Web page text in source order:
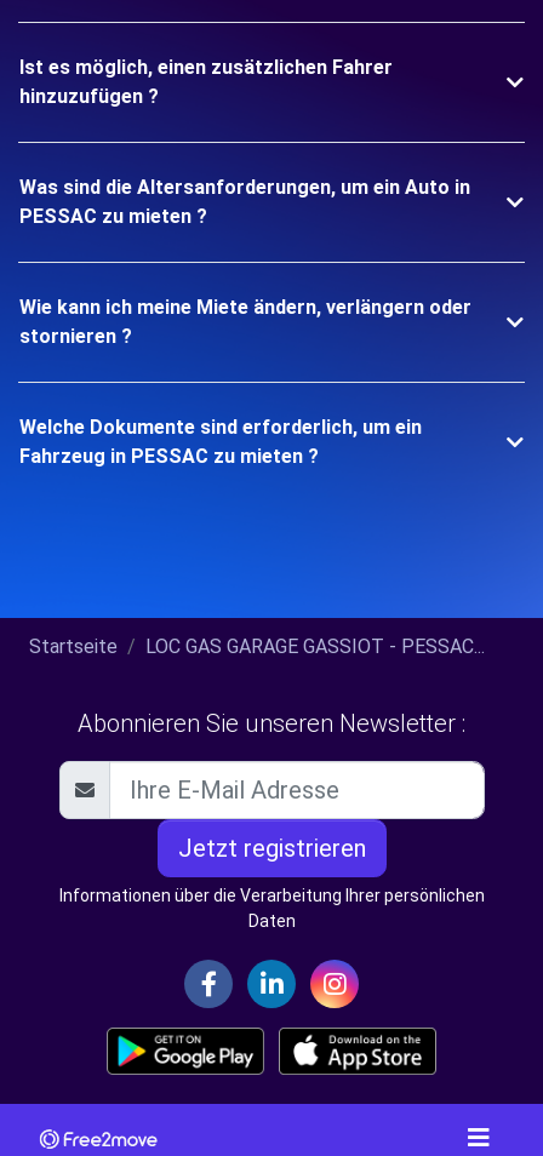
Ist es möglich, einen zusätzlichen Fahrer
hinzuzufügen ?
Was sind die Altersanforderungen, um ein Auto in
PESSAC zu mieten ?
Wie kann ich meine Miete ändern, verlängern oder
stornieren ?
Welche Dokumente sind erforderlich, um ein
Fahrzeug in PESSAC zu mieten ?
Startseite LOC GAS GARAGE GASSIOT - PESSAC...
Abonnieren Sie unseren Newsletter :
Jetzt registrieren
Informationen über die Verarbeitung Ihrer persönlichen
Daten